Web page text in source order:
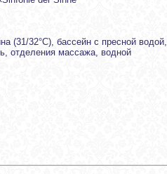
(31/32°C), бассейн с пресной водой,
отделения массажа, водной